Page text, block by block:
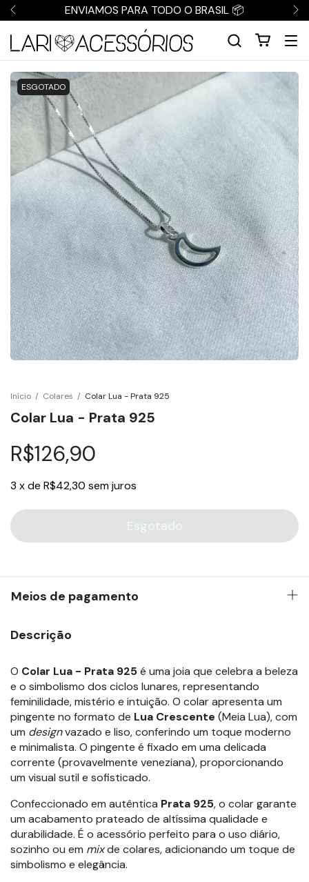
PARA TODO O BRASIL 📦
ESGOTADO
Início / Colares / Colar Lua - Prata 925
Colar Lua - Prata 925
R$126,90
3 xde R$42,30 sem juros
Meios de pagamento
Descrição
O Colar Lua - Prata 925é uma joia que celebra a beleza
e o simbolismo dos ciclos lunares, representando
feminilidade, mistério e intuição. O colar apresenta um
pingente no formato de Lua Crescente (Meia Lua), com
um designvazado e liso, conferindo um toque moderno
e minimalista. O pingente é fixado em uma delicada
corrente (provavelmente veneziana), proporcionando
um visual sutil e sofisticado.
Confeccionado em autêntica Prata 925, o colar garante
um acabamento prateado de altíssima qualidade e
durabilidade. É o acessório perfeito para o uso diário,
sozinho ou em mixde colares, adicionando um toque de
simbolismo e elegância.